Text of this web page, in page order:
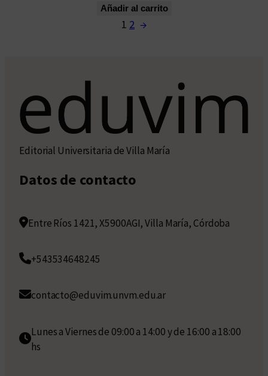
Añadir al carrito
1 2 →
Editorial Universitaria de Villa María
Datos de contacto
Entre Ríos 1421, X5900AGI, Villa María, Córdoba
+543534648245
contacto@eduvim.unvm.edu.ar
Lunes a Viernes de 09:00 a 14:00 y de 16:00 a 18:00
hs